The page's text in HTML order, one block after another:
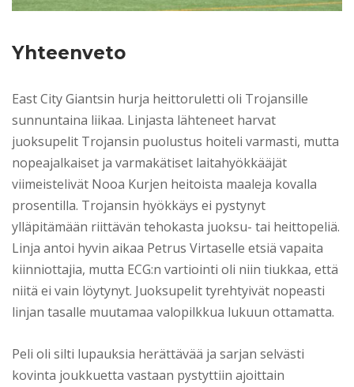
Yhteenveto
East City Giantsin hurja heittoruletti oli Trojansille
sunnuntaina liikaa. Linjasta lähteneet harvat
juoksupelit Trojansin puolustus hoiteli varmasti, mutta
nopeajalkaiset ja varmakätiset laitahyökkääjät
viimeistelivät Nooa Kurjen heitoista maaleja kovalla
prosentilla. Trojansin hyökkäys ei pystynyt
ylläpitämään riittävän tehokasta juoksu- tai heittopeliä.
Linja antoi hyvin aikaa Petrus Virtaselle etsiä vapaita
kiinniottajia, mutta ECG:n vartiointi oli niin tiukkaa, että
niitä ei vain löytynyt. Juoksupelit tyrehtyivät nopeasti
linjan tasalle muutamaa valopilkkua lukuun ottamatta.
Peli oli silti lupauksia herättävää ja sarjan selvästi
kovinta joukkuetta vastaan pystyttiin ajoittain